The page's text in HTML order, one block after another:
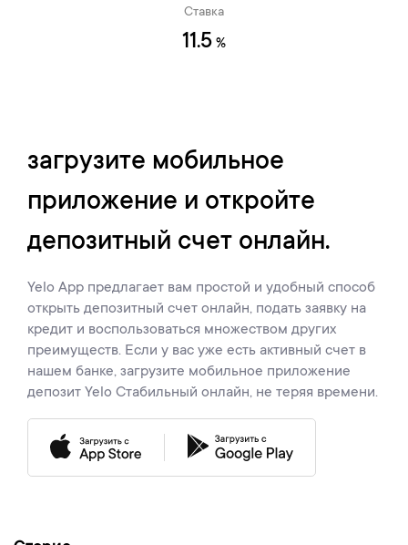
Ставка
11.5 %
загрузите мобильное
приложение и откройте
депозитный счет онлайн.
Yelo App предлагает вам простой и удобный способ
открыть депозитный счет онлайн, подать заявку на
кредит и воспользоваться множеством других
преимуществ. Если у вас уже есть активный счет в
нашем банке, загрузите мобильное приложение
депозит Yelo Стабильный онлайн, не теряя времени.